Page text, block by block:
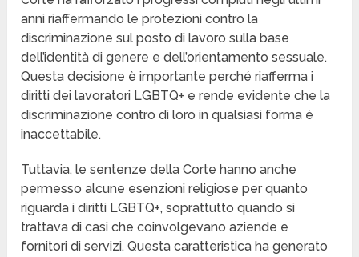
anni riaffermando le protezioni contro la
discriminazione sul posto di lavoro sulla base
dell’identità di genere e dell’orientamento sessuale.
Questa decisione è importante perché riafferma i
diritti dei lavoratori LGBTQ+ e rende evidente che la
discriminazione contro di loro in qualsiasi forma è
inaccettabile.
Tuttavia, le sentenze della Corte hanno anche
permesso alcune esenzioni religiose per quanto
riguarda i diritti LGBTQ+, soprattutto quando si
trattava di casi che coinvolgevano aziende e
fornitori di servizi. Questa caratteristica ha generato